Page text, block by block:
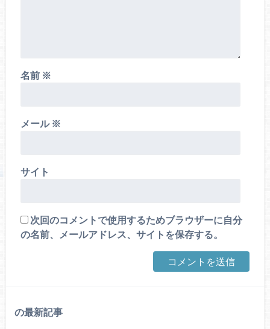
名前 ※
メール ※
サイト
次回のコメントで使用するためブラウザーに自分
の名前、メールアドレス、サイトを保存する。
の最新記事